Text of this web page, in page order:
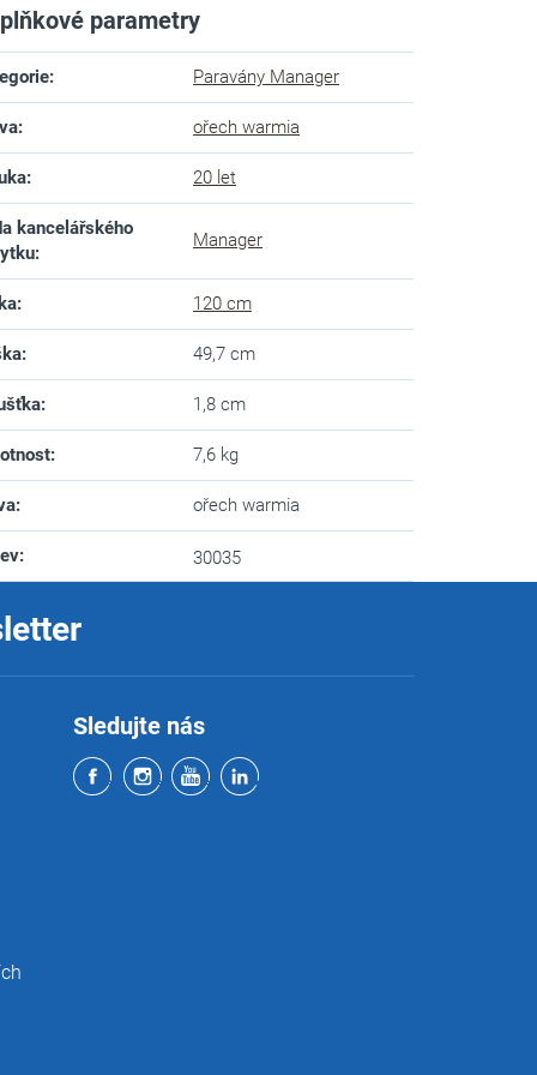
parametry
: Paravány Manager
: ořech warmia
: 20 let
kancelářského
:
Manager
: 120 cm
: 49,7 cm
: 1,8 cm
: 7,6 kg
: ořech warmia
: 30035
Sledujte nás